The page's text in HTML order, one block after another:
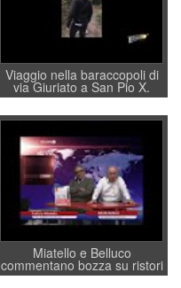
Viaggio nella baraccopoli di
via Giuriato a San Pio X.
Vicenza ai Vicentini: “faremo
un regalo di Natale ai
residenti”
Miatello e Belluco
commentano bozza su ristori
BPVi e Veneto Banca